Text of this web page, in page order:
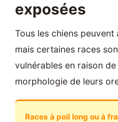
exposées
Tous les chiens
mais certaines races
vulnérables en raison
morphologie de leurs
Races à poil long ou à